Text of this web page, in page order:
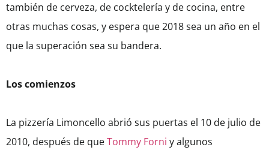
también de cerveza, de cocktelería y de cocina, entre
otras muchas cosas, y espera que 2018 sea un año en el
que la superación sea su bandera.
Los comienzos
La pizzería Limoncello abrió sus puertas el 10 de julio de
2010, después de queTommy Forni y algunos